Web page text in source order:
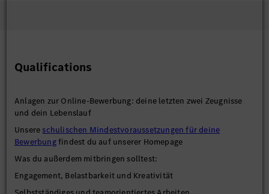
Qualifications
Anlagen zur Online-Bewerbung: deine letzten zwei Zeugnisse
und dein Lebenslauf
Unsere schulischen Mindestvoraussetzungen für deine
Bewerbungfindest du auf unserer Homepage
Was du außerdem mitbringen solltest:
Engagement, Belastbarkeit und Kreativität